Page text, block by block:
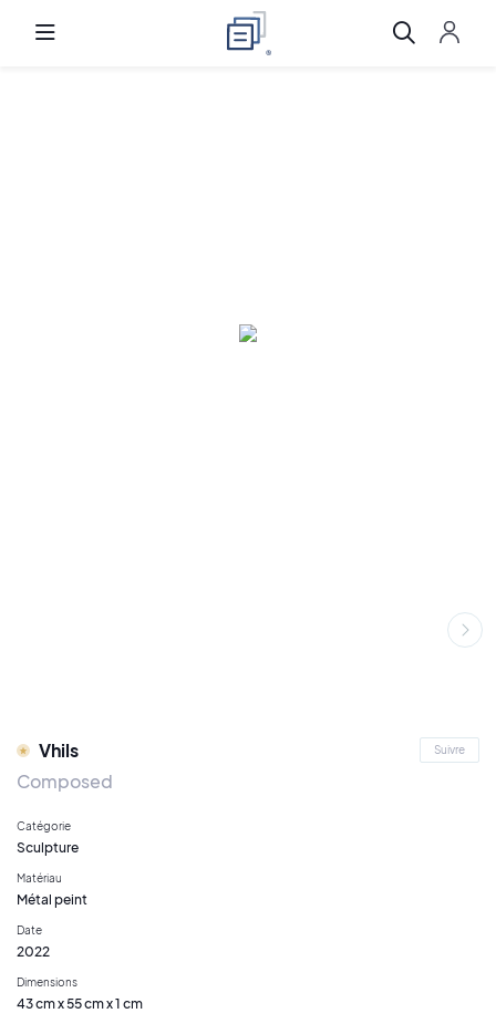
Vhils Suivre
Composed
Catégorie
Sculpture
Matériau
Métal peint
Date
2022
Dimensions
43 cm x 55 cm x 1 cm